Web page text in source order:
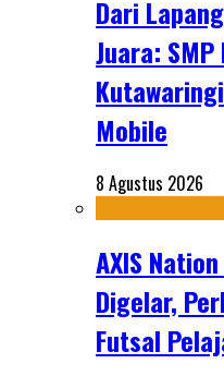
Dari
Juara: SMP
Mobile
8 Agustus 2026
AXIS
Digelar,
Futsal